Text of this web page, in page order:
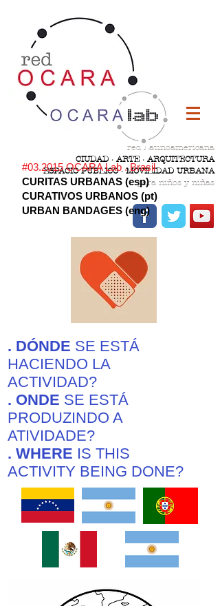
red Latinoamericana
CIUDAD · ARTE · ARQUITECTURA
ESPACIO PÚBLICO · MOVILIDAD URBANA
para niños y niñas
#03.2015 OCARA Lab . Brasil
CURITAS URBANAS (esp)
CURATIVOS URBANOS (pt)
URBAN BANDAGES (eng)
. DÓNDE SE ESTÁ
HACIENDO LA
ACTIVIDAD?
. ONDE SE ESTÁ
PRODUZINDO A
ATIVIDADE?
. WHERE IS THIS
ACTIVITY BEING DONE?